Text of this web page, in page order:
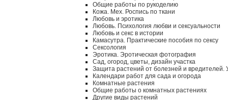
Общие работы по рукоделию
Кожа. Мех. Роспись по ткани
Любовь и эротика
Любовь. Психология любви и сексуальности
Любовь и секс в истории
Камасутра. Практические пособия по сексу
Сексология
Эротика. Эротическая фотография
Сад, огород, цветы, дизайн участка
Защита растений от болезней и вредителей.
Календари работ для сада и огорода
Комнатные растения
Общие работы о комнатных растениях
Другие виды растений